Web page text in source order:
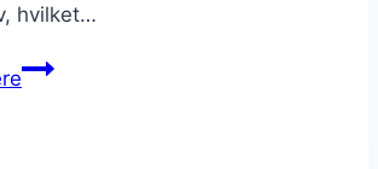
hvilket…
Renovering